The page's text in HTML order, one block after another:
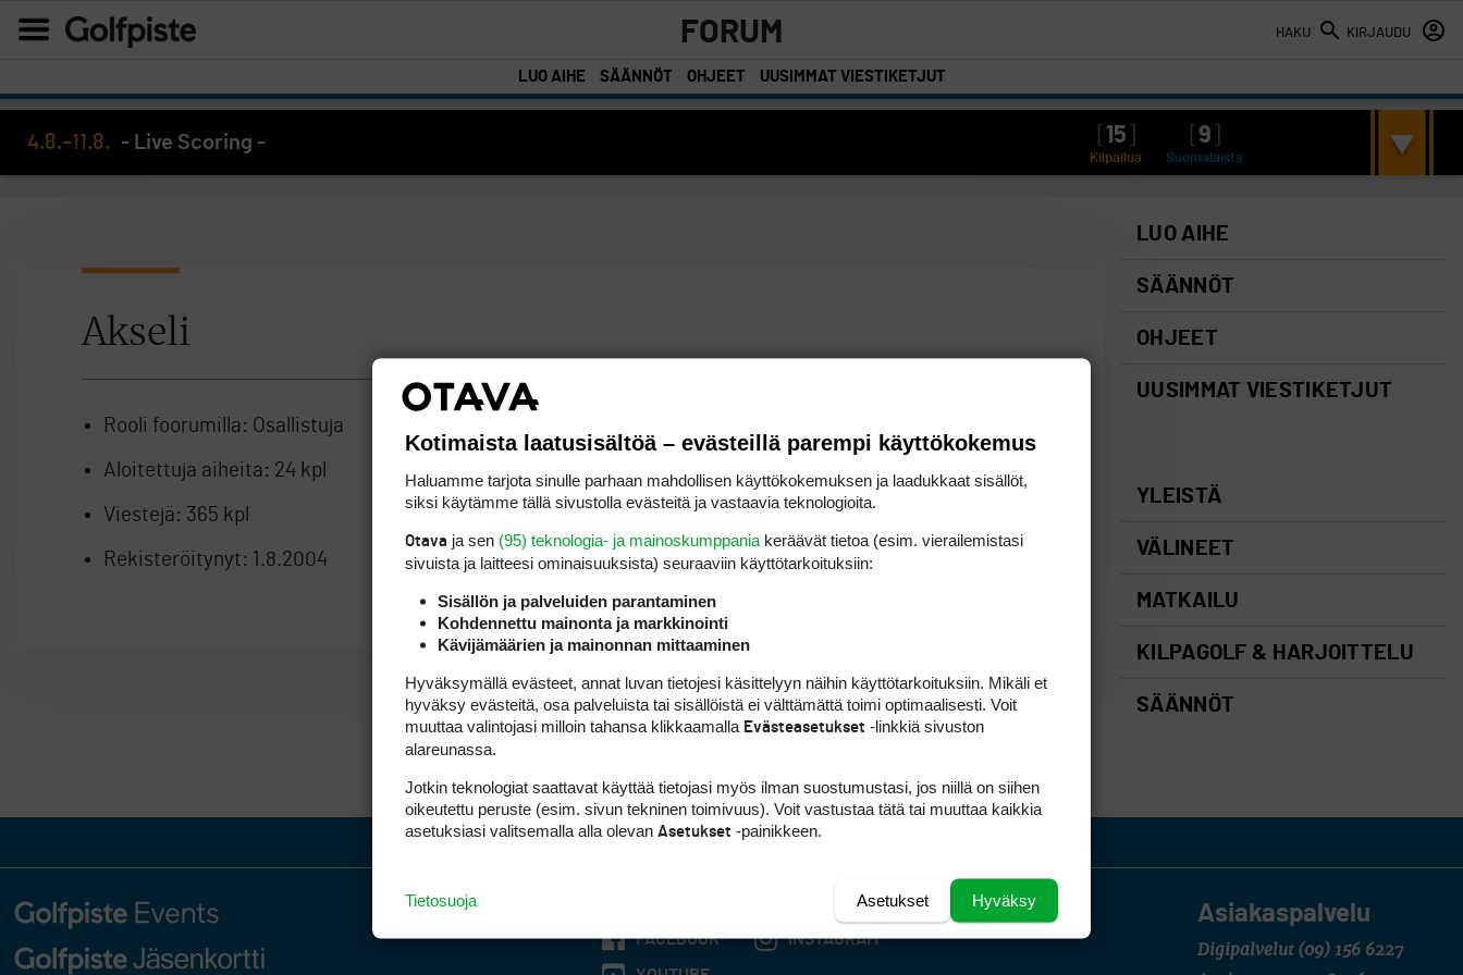
HAKU KIRJAUDU
FORUM
LUO AIHE SÄÄNNÖT OHJEET UUSIMMAT VIESTIKETJUT
4.8.–11.8. - Live Scoring - 15 9
Kilpailua Suomalaista
Akseli
Rooli foorumilla: Osallistuja
Aloitettuja aiheita: 24 kpl
Viestejä: 365 kpl
Rekisteröitynyt: 1.8.2004
LUO AIHE
SÄÄNNÖT
OHJEET
UUSIMMAT VIESTIKETJUT
YLEISTÄ
VÄLINEET
MATKAILU
KILPAGOLF & HARJOITTELU
SÄÄNNÖT
Asiakaspalvelu
Digipalvelut (09) 156 6227
FACEBOOK INSTAGRAM
Kotimaista laatusisältöä – evästeillä parempi käyttökokemus
Haluamme tarjota sinulle parhaan mahdollisen käyttökokemuksen ja laadukkaat sisällöt,
siksi käytämme tällä sivustolla evästeitä ja vastaavia teknologioita.
Otava ja sen (95) teknologia- ja mainoskumppania keräävät tietoa (esim. vierailemis­tasi
sivuista ja laitteesi ominaisuuk­sista) seuraaviin käyttötarkoituksiin:
Sisällön ja palveluiden parantaminen
Kohdennettu mainonta ja markkinointi
Kävijämäärien ja mainonnan mittaaminen
Hyväksymällä evästeet, annat luvan tietojesi käsittelyyn näihin käyttötarkoituksiin. Mikäli et
hyväksy evästeitä, osa palveluista tai sisällöistä ei välttämättä toimi optimaalisesti. Voit
muuttaa valintojasi milloin tahansa klikkaamalla Evästeasetukset -linkkiä sivuston
alareunassa.
Jotkin teknologiat saattavat käyttää tietojasi myös ilman suostumustasi, jos niillä on siihen
oikeutettu peruste (esim. sivun tekninen toimivuus). Voit vastustaa tätä tai muuttaa kaikkia
asetuksiasi valitsemalla alla olevan Asetukset -painikkeen.
Hyväksy
Asetukset
Tietosuoja